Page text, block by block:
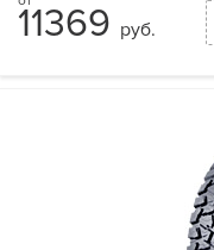
11369 руб.